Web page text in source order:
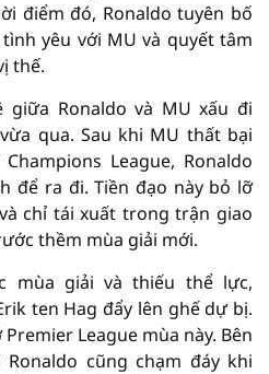
điểm đó, Ronaldo tuyên bố
yêu với MU và quyết tâm
thế.
giữa Ronaldo và MU xấu đi
qua. Sau khi MU thất bại
League, Ronaldo
để ra đi. Tiền đạo này bỏ lỡ
chỉ tái xuất trong trận giao
thềm mùa giải mới.
mùa giải và thiếu thể lực,
ten Hag đẩy lên ghế dự bị.
League mùa này. Bên
cũng chạm đáy khi